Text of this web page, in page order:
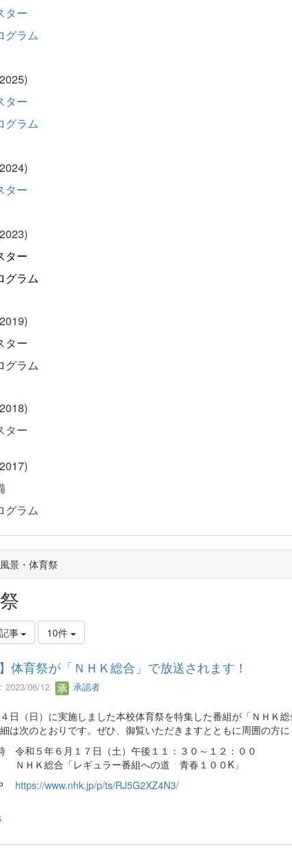
ター
グラム
ター
グラム
ター
ター
グラム
ター
グラム
ター
グラム
景・体育祭
事 10件
】体育祭が「ＮＨＫ総合」で放送されます！
2023/06/12 承認者
日（日）に実施しました本校体育祭を特集した番組が「ＮＨＫ
は次のとおりです。ぜひ、御覧いただきますとともに周囲の方
令和５年６月１７日（土）午後１１：３０～１２：００
ＨＫ総合「レギュラー番組への道 青春１００K」
https://www.nhk.jp/p/ts/RJ5G2XZ4N3/